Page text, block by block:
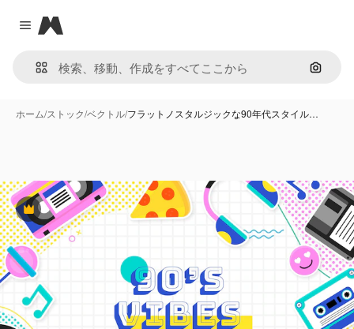
Close menu
Magnific
画像で
ホーム/ストック/ベクトル/フラットノスタルジックな90年代スタイル…
Premium